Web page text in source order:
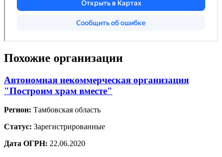
Похожие организации
Автономная некоммерческая организация
"Построим храм вместе"
Регион: Тамбовская область
Статус: Зарегистрированные
Дата ОГРН: 22.06.2020